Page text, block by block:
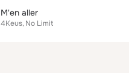
M'en aller
4Keus No Limit